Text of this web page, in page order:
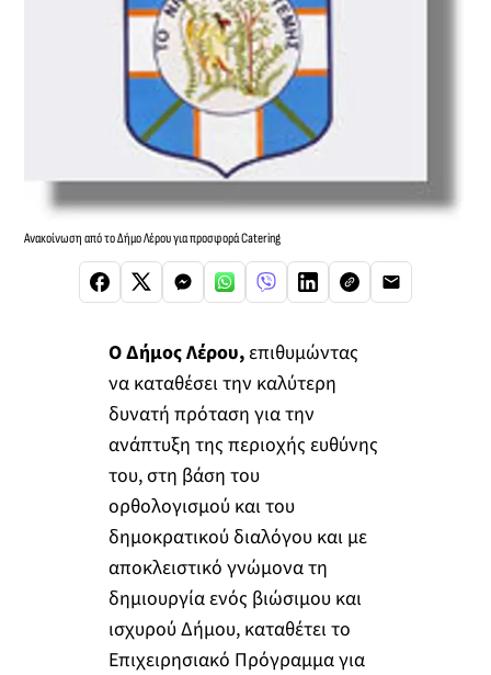
Ανακοίνωση από το Δήμο Λέρου για προσφορά Catering
Ο Δήμος Λέρου,επιθυμώντας
να καταθέσει την καλύτερη
δυνατή πρόταση για την
ανάπτυξη της περιοχής ευθύνης
του, στη βάση του
ορθολογισμού και του
δημοκρατικού διαλόγου και με
αποκλειστικό γνώμονα τη
δημιουργία ενός βιώσιμου και
ισχυρού Δήμου, καταθέτει το
Επιχειρησιακό Πρόγραμμα για